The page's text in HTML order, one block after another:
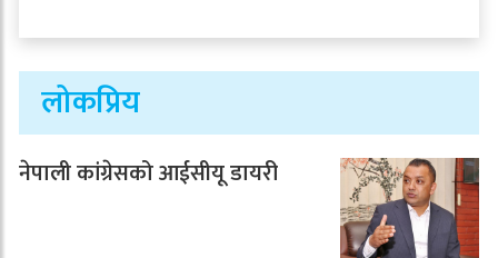
लोकप्रिय
नेपाली कांग्रेसको आईसीयू डायरी